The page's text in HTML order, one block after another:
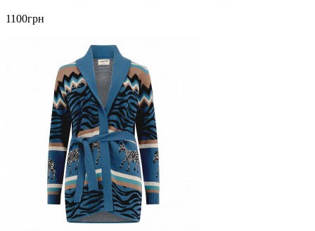
1100грн